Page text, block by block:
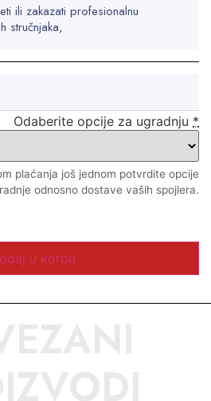
ili zakazati profesionalnu
stručnjaka,
Odaberite opcije za ugradnju *
plaćanja još jednom potvrdite opcije
odnosno dostave vaših spojlera.
u korpu